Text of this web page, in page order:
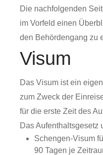
Die nachfolgenden
im Vorfeld einen
den Behördengang zu
Visum
Das Visum ist ein
zum Zweck der
für die erste Zeit des
Das Aufenthaltsgesetz
Schengen-Visum
90 Tagen je